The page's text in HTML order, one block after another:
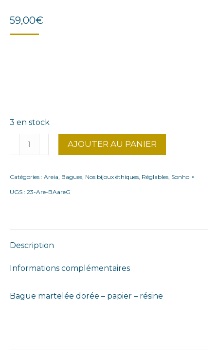
59,00€
3 en stock
quantité
de
fine
areia
AJOUTER AU PANIER
Catégories : Areia Bagues Nos bijoux éthiques Réglables Sonho
UGS : 23-Are-BAareG
Description
Informations complémentaires
Bague martelée dorée – papier – résine